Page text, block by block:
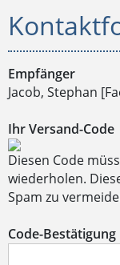
Empfänger
Jacob, Stephan
Ihr Versand-Code
Diesen Code
wiederholen.
Spam zu
Code-Bestätigung